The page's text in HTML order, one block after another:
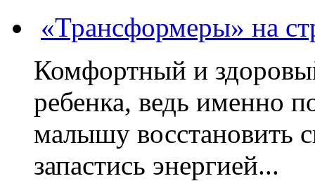
«Трансформеры» на
Комфортный и
ребенка, ведь именно
малышу восстановить
запастись энергией...